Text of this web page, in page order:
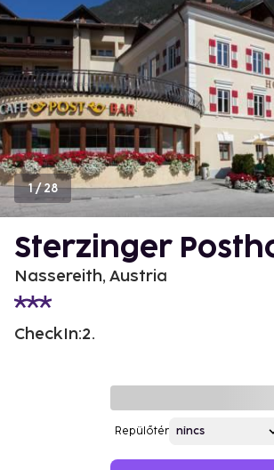
1/28
Sterzinger
Nassereith, Austria
CheckIn:2.
Repülőtér